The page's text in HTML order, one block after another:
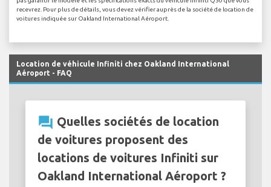
recevrez. Pour plus de détails, vous devez vérifier auprès de la société de location de
voitures indiquée sur Oakland International Aéroport.
Location de véhicule Infiniti chez Oakland International
Aéroport - FAQ
question_answer Quelles sociétés de location
de voitures proposent des
locations de voitures Infiniti sur
Oakland International Aéroport ?